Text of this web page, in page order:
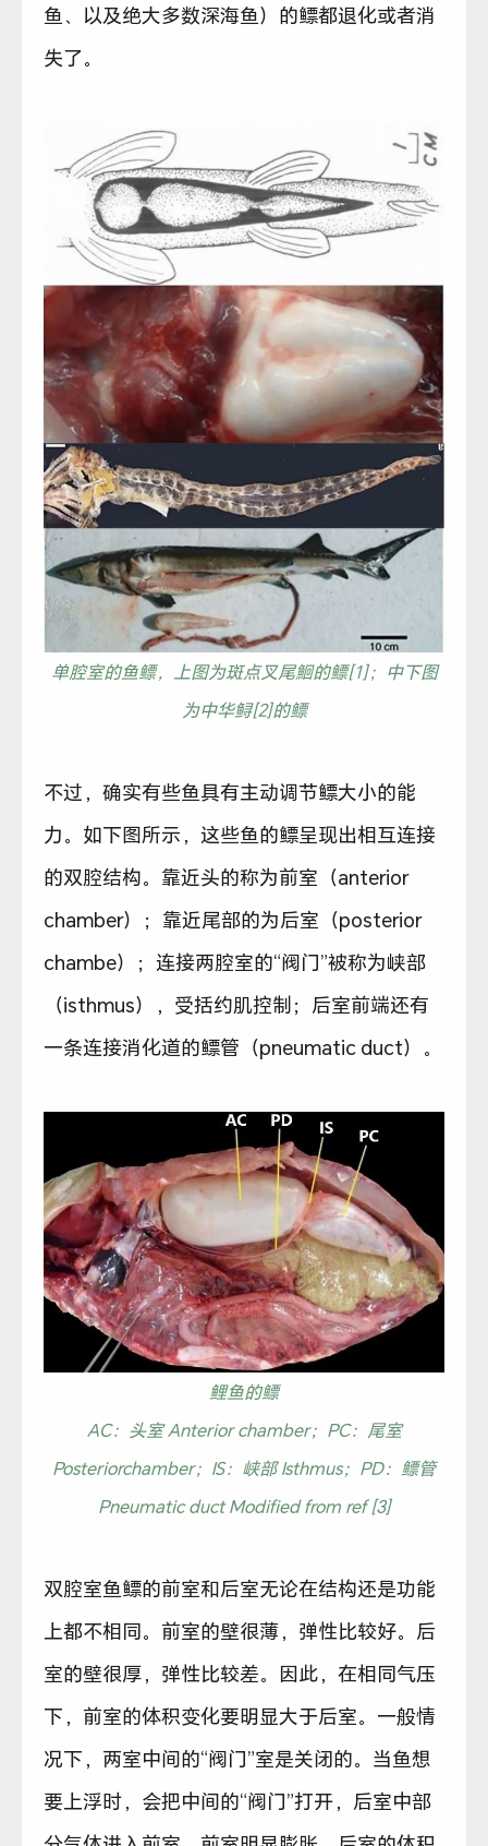
鱼、以及绝大多数深海鱼）的鳔都退化或者消
失了。
单腔室的鱼鳔，上图为斑点叉尾鮰的鳔[1]；中下图
为中华鲟[2]的鳔
不过，确实有些鱼具有主动调节鳔大小的能
力。如下图所示，这些鱼的鳔呈现出相互连接
的双腔结构。靠近头的称为前室（anterior
chamber）；靠近尾部的为后室（posterior
chambe）；连接两腔室的“阀门”被称为峡部
（isthmus），受括约肌控制；后室前端还有
一条连接消化道的鳔管（pneumatic duct）。
鲤鱼的鳔
AC：头室 Anterior chamber；PC：尾室
Posteriorchamber；IS：峡部 Isthmus；PD：鳔管
Pneumatic duct Modified from ref [3]
双腔室鱼鳔的前室和后室无论在结构还是功能
上都不相同。前室的壁很薄，弹性比较好。后
室的壁很厚，弹性比较差。因此，在相同气压
下，前室的体积变化要明显大于后室。一般情
况下，两室中间的“阀门”室是关闭的。当鱼想
要上浮时，会把中间的“阀门”打开，后室中部